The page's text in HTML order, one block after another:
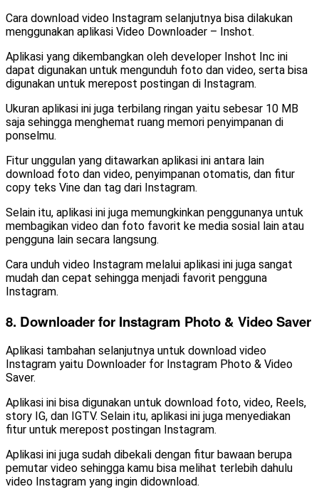
Cara download video Instagram selanjutnya bisa dilakukan
menggunakan aplikasi Video Downloader – Inshot.
Aplikasi yang dikembangkan oleh developer Inshot Inc ini
dapat digunakan untuk mengunduh foto dan video, serta bisa
digunakan untuk merepost postingan di Instagram.
Ukuran aplikasi ini juga terbilang ringan yaitu sebesar 10 MB
saja sehingga menghemat ruang memori penyimpanan di
ponselmu.
Fitur unggulan yang ditawarkan aplikasi ini antara lain
download foto dan video, penyimpanan otomatis, dan fitur
copy teks Vine dan tag dari Instagram.
Selain itu, aplikasi ini juga memungkinkan penggunanya untuk
membagikan video dan foto favorit ke media sosial lain atau
pengguna lain secara langsung.
Cara unduh video Instagram melalui aplikasi ini juga sangat
mudah dan cepat sehingga menjadi favorit pengguna
Instagram.
8. Downloader for Instagram Photo & Video Saver
Aplikasi tambahan selanjutnya untuk download video
Instagram yaitu Downloader for Instagram Photo & Video
Saver.
Aplikasi ini bisa digunakan untuk download foto, video, Reels,
story IG, dan IGTV. Selain itu, aplikasi ini juga menyediakan
fitur untuk merepost postingan Instagram.
Aplikasi ini juga sudah dibekali dengan fitur bawaan berupa
pemutar video sehingga kamu bisa melihat terlebih dahulu
video Instagram yang ingin didownload.